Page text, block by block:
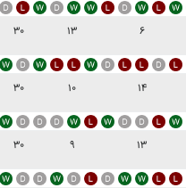
۳۰ ۱۳ ۶
۳۰ ۱۰ ۱۴
۳۰ ۹ ۱۳